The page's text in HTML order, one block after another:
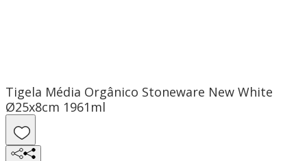
Tigela Média Orgânico Stoneware New White
Ø25x8cm 1961ml